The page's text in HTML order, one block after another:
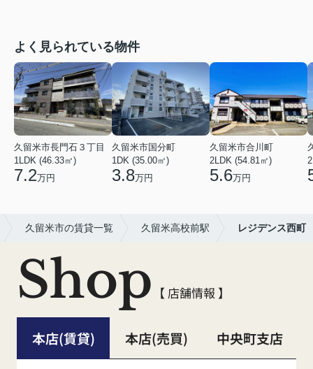
よく見られている物件
久留米市長門石３丁目
1LDK (46.33㎡)
7.2万円
久留米市国分町
1DK (35.00㎡)
3.8万円
久留米市合川町
2LDK (54.81㎡)
5.6万円
久留米市の賃貸一覧 久留米高校前駅 レジデンス西町
Shop 【 店舗情報 】
本店(賃貸) 本店(売買) 中央町支店